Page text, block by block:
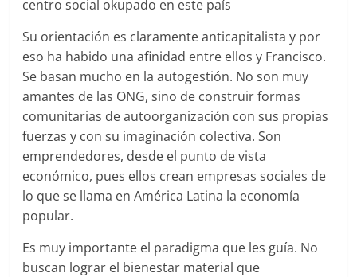
centro social okupado en este país
Su orientación es claramente anticapitalista y por
eso ha habido una afinidad entre ellos y Francisco.
Se basan mucho en la autogestión. No son muy
amantes de las ONG, sino de construir formas
comunitarias de autoorganización con sus propias
fuerzas y con su imaginación colectiva. Son
emprendedores, desde el punto de vista
económico, pues ellos crean empresas sociales de
lo que se llama en América Latina la economía
popular.
Es muy importante el paradigma que les guía. No
buscan lograr el bienestar material que